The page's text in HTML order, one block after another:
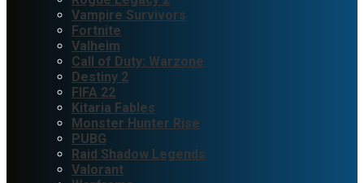
Vampire Survivors
Fortnite
Valheim
Call of Duty: Warzone
Destiny 2
FIFA 22
Kitaria Fables
Monster Hunter Rise
PUBG
Raid Shadow Legends
Valorant